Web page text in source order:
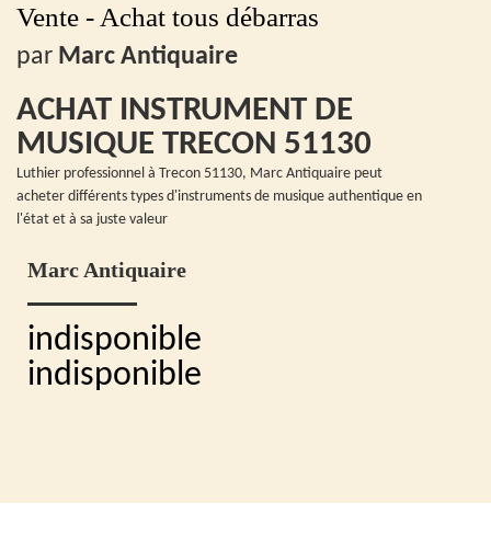
Vente - Achat tous débarras
par Marc Antiquaire
ACHAT INSTRUMENT DE
MUSIQUE TRECON 51130
Luthier professionnel à Trecon 51130, Marc Antiquaire peut
acheter différents types d'instruments de musique authentique en
l'état et à sa juste valeur
Marc Antiquaire
indisponible
indisponible